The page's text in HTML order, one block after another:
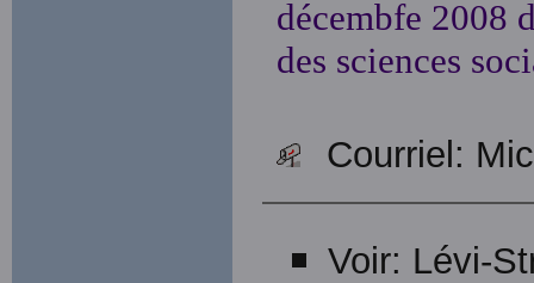
décembfe 2008
des sciences
Courriel:
Voir: Lévi-